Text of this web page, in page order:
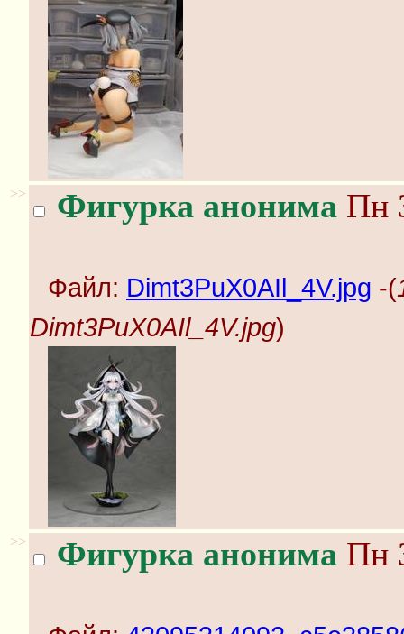
>> Фигурка анонима Пн
Файл: Dimt3PuX0AIl_4V.jpg -(
Dimt3PuX0AIl_4V.jpg)
>> Фигурка анонима Пн